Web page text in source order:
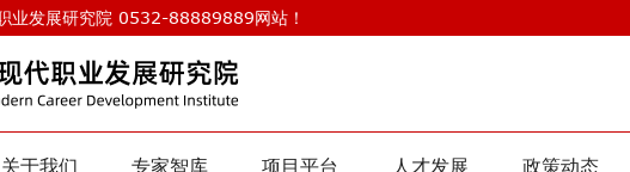
业发展研究院 0532-88889889网站！
关于我们 专家智库 项目平台 人才发展 政策动态